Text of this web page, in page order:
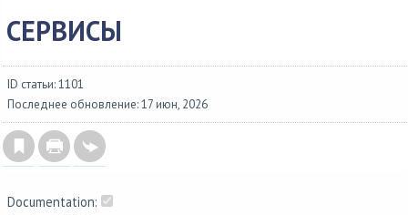
СЕРВИСЫ
ID статьи: 1101
Последнее обновление: 17 июн, 2026
Documentation: